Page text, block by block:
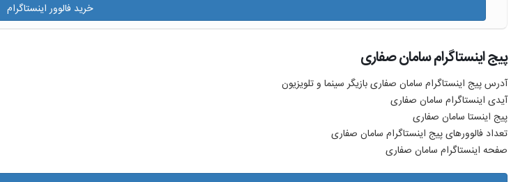
خرید فالوور اینستاگرام
پیج اینستاگرام سامان صفاری
آدرس پیج اینستاگرام سامان صفاری بازیگر سینما و تلویزیون
آیدی اینستاگرام سامان صفاری
پیج اینستا سامان صفاری
تعداد فالوورهای پیج اینستاگرام سامان صفاری
صفحه اینستاگرام سامان صفاری